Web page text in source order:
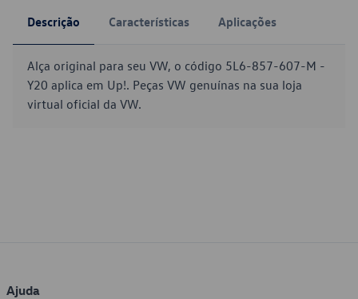
Descrição Características Aplicações
Alça original para seu VW, o código 5L6-857-607-M -
Y20 aplica em Up!. Peças VW genuínas na sua loja
virtual oficial da VW.
Ajuda